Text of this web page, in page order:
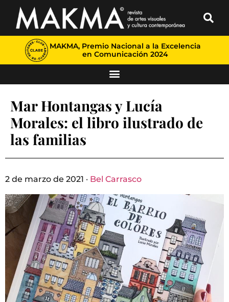
MAKMA, Premio Nacional a la Excelencia
en Comunicación 2024
Mar Hontangas y Lucía
Morales: el libro ilustrado de
las familias
2 de marzo de 2021 · Bel Carrasco